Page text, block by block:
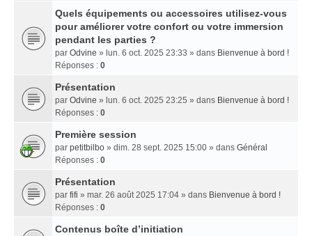
Quels équipements ou accessoires utilisez-vous
pour améliorer votre confort ou votre immersion
pendant les parties ?
par Odvine » lun. 6 oct. 2025 23:33 » dans Bienvenue à bord !
Réponses : 0
Présentation
par Odvine » lun. 6 oct. 2025 23:25 » dans Bienvenue à bord !
Réponses : 0
Première session
par petitbilbo » dim. 28 sept. 2025 15:00 » dans Général
Réponses : 0
Présentation
par fifi » mar. 26 août 2025 17:04 » dans Bienvenue à bord !
Réponses : 0
Contenus boîte d’initiation